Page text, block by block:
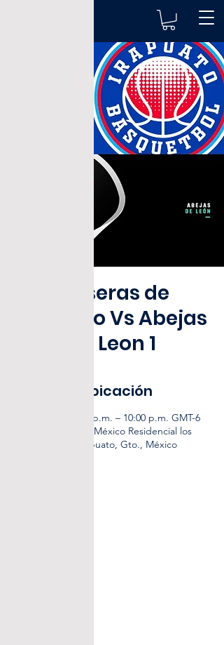
Freseras de
Irapuato Vs Abejas
de Leon 1
Horario y ubicación
17 may 2025, 8:00 p.m. – 10:00 p.m. GMT-6
Inforum Irapuato, México Residencial los
Sauces, 36823 Irapuato, Gto., México